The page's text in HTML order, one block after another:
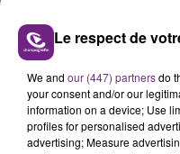
Chaque jour la
propose un ZOOM sur
avec les personnalités
région.
Le respect de
We and our (447) partnersdo
your consent and/or our
information on a device; Use
profiles for personalised
advertising; Measure